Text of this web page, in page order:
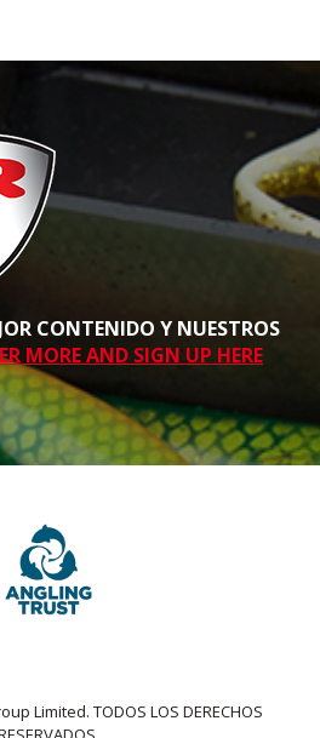
CONTENIDO Y NUESTROS
MORE AND SIGN UP HERE
Limited. TODOS LOS DERECHOS